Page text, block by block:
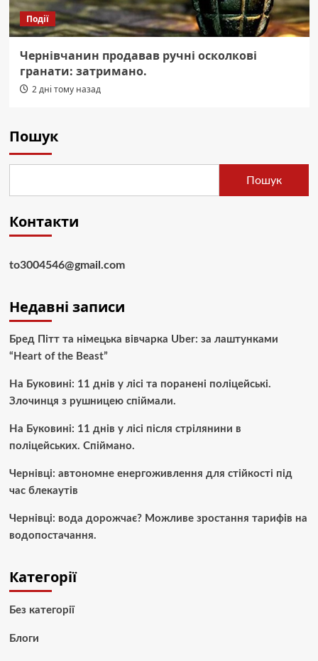
Події
Чернівчанин продавав ручні осколкові
гранати: затримано.
2 дні тому назад
Пошук
Пошук
Контакти
to3004546@gmail.com
Недавні записи
Бред Пітт та німецька вівчарка Uber: за лаштунками
“Heart of the Beast”
На Буковині: 11 днів у лісі та поранені поліцейські.
Злочинця з рушницею спіймали.
На Буковині: 11 днів у лісі після стрілянини в
поліцейських. Спіймано.
Чернівці: автономне енергоживлення для стійкості під
час блекаутів
Чернівці: вода дорожчає? Можливе зростання тарифів на
водопостачання.
Категорії
Без категорії
Блоги